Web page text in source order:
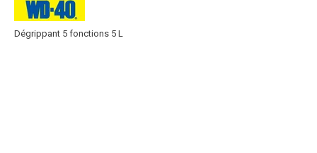
Dégrippant 5 fonctions 5 L